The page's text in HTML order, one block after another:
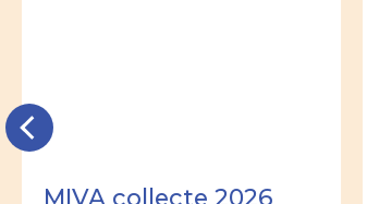
MIVA collecte 2026